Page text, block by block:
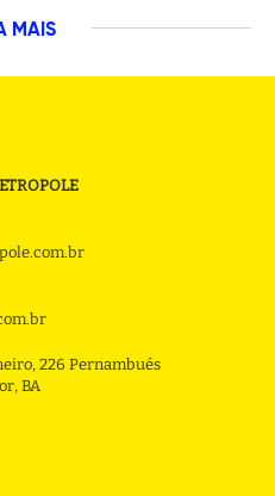
MAIS
226 Pernambués
BA